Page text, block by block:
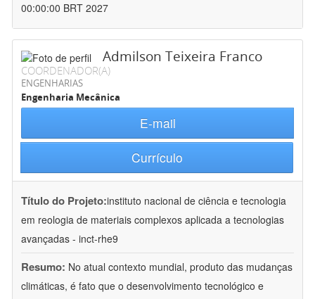
00:00:00 BRT 2027
Admilson Teixeira Franco
COORDENADOR(A)
ENGENHARIAS
Engenharia Mecânica
E-mail
Currículo
Título do Projeto:instituto nacional de ciência e tecnologia
em reologia de materiais complexos aplicada a tecnologias
avançadas - inct-rhe9
Resumo: No atual contexto mundial, produto das mudanças
climáticas, é fato que o desenvolvimento tecnológico e